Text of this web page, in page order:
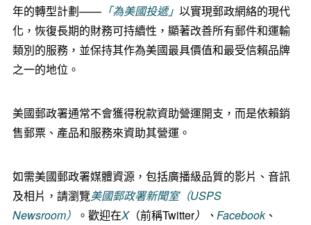
年的轉型計劃——「為美國投遞」 以實現郵政網絡的現代
化，恢復長期的財務可持續性，顯著改善所有郵件和運輸
類別的服務，並保持其作為美國最具價值和最受信賴品牌
之一的地位。
美國郵政署通常不會獲得稅款資助營運開支，而是依賴銷
售郵票、產品和服務來資助其營運。
如需美國郵政署媒體資源，包括廣播級品質的影片、音訊
及相片，請瀏覽美國郵政署新聞室（USPS
Newsroom） 。歡迎在X（前稱Twitter）、Facebook、